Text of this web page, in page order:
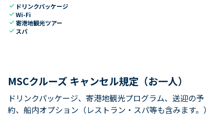
check ドリンクパッケージ
checkWi-Fi
check寄港地観光ツアー
check スパ
MSCクルーズ キャンセル規定（お一人）
ドリンクパッケージ、寄港地観光プログラム、送迎の予
約、船内オプション（レストラン・スパ等も含みます。）